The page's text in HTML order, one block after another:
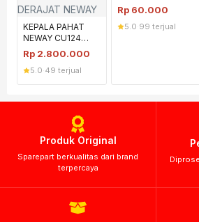
KEPALA PAHAT
NEWAY CU124
DIAMETER
33.3MM ANGLE 15
DAN 60 DERAJAT
Rp 2.800.000
5.0 49 terjual
Rp 60.000
5.0 99 terjual
Produk Original
Sparepart berkualitas dari brand
terpercaya